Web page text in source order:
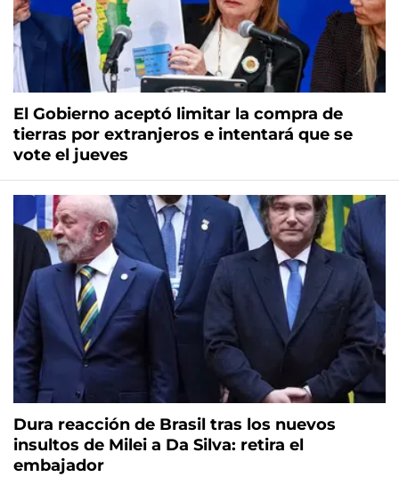
El Gobierno aceptó limitar la compra de
tierras por extranjeros e intentará que se
vote el jueves
Dura reacción de Brasil tras los nuevos
insultos de Milei a Da Silva: retira el
embajador